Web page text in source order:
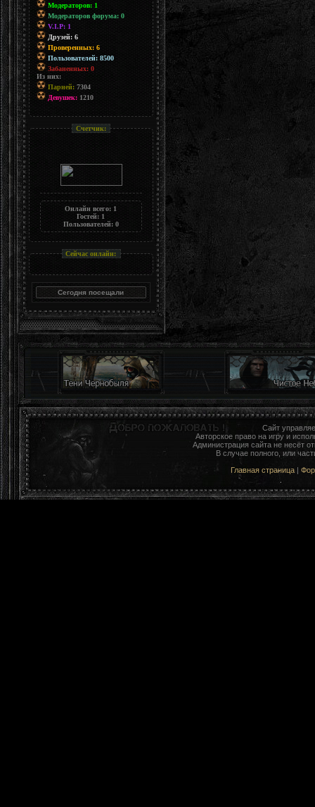
Модераторов: 1
Модераторов форума: 0
V.I.P: 1
Друзей: 6
Проверенных: 6
Пользователей: 8500
Забаненных: 0
Из них:
Парней:7304
Девушек:1210
Счетчик:
Онлайн всего: 1
Гостей: 1
Пользователей: 0
Сейчас онлайн:
Сайт
Авторское право на игру и
Администрация сайта не несёт
В случае полного, или
Главная страница |